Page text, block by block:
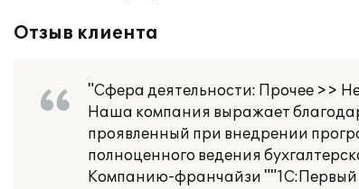
Отзыв клиента
"Сфера деятельности: Прочее >>
Наша компания выражает
проявленный при внедрении
полноценного ведения
Компанию-франчайзи ""1С:Первый